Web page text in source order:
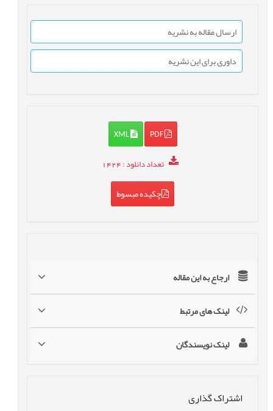
ارسال مقاله به نشریه
داوری برای این نشریه
PDF
XML
تعداد دانلود: 1424
چکیده مبسوط
ارجاع به این مقاله
لینک های مرتبط
لینک نویسندگان
اشتراک گذاری